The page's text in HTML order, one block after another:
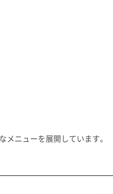
メニューを展開しています。